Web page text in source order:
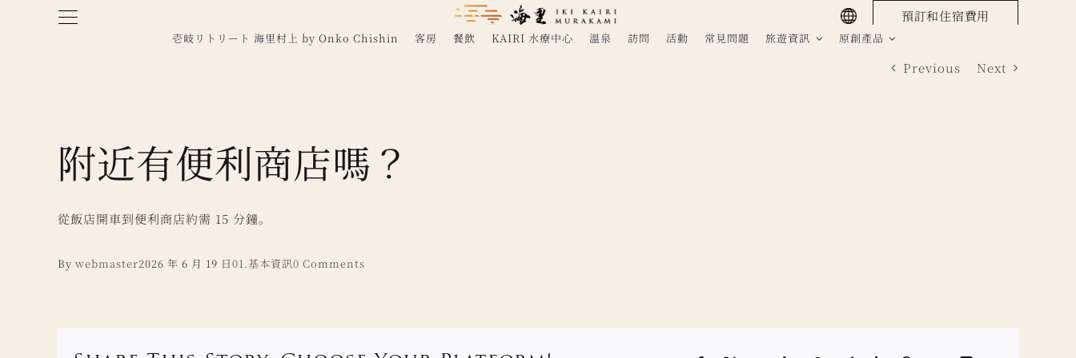
預訂和住宿費用
壱岐リトリート 海里村上 by Onko Chishin 客房 餐飲 KAIRI 水療中心 溫泉 訪問 活動 常見問題 旅遊資訊 原創產品
Previous Next
附近有便利商店嗎？
從飯店開車到便利商店約需 15 分鐘。
By webmaster2026 年 6 月 19 日01.基本資訊0 Comments